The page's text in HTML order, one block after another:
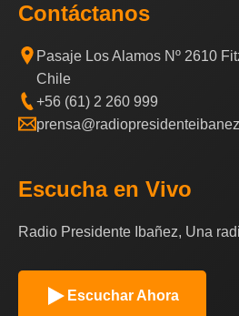
Contáctanos
Pasaje Los Alamos Nº 2610
Chile
+56 (61) 2 260 999
Escucha en Vivo
Radio Presidente Ibañez, Una
Escuchar Ahora